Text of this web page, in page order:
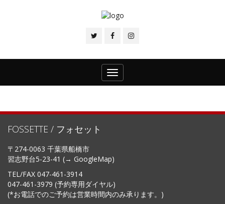
Toggle
navigation
FOSSETTE / フォセット
〒274-0063 千葉県船橋市
習志野台5-23-41 (→ GoogleMap)
TEL/FAX 047-461-3914
047-461-3979 (予約専用ダイヤル)
(*お電話でのご予約は営業時間内のみ承ります。)